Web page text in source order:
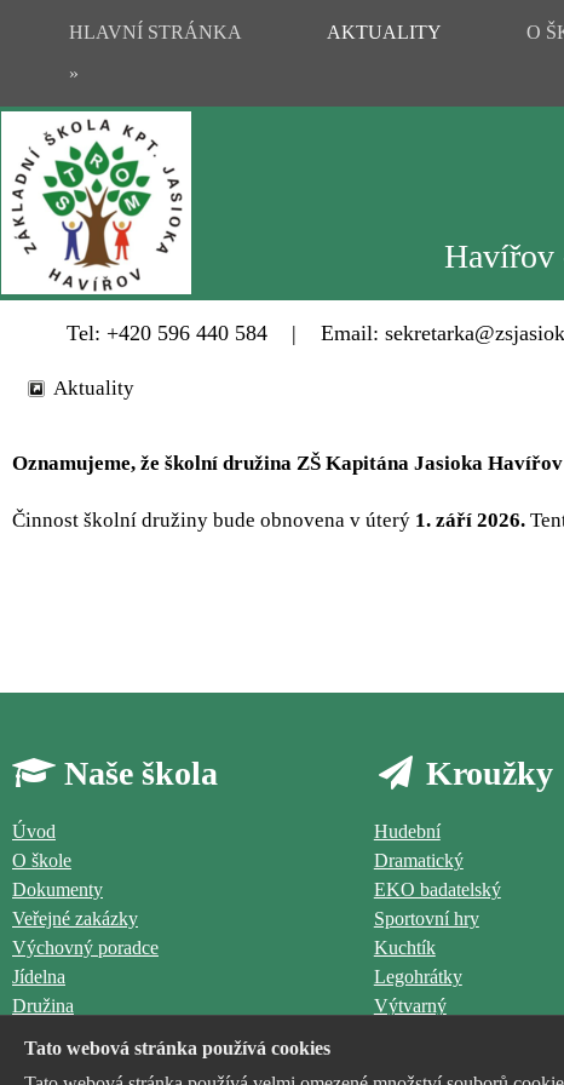
HLAVNÍ STRÁNKA AKTUALITY O
»
Havířov
Tel: +420 596 440 584 | Email:
Aktuality
Oznamujeme, že školní družina ZŠ Kapitána Jasioka
Činnost školní družiny bude obnovena v úterý 1. září 2026.
Naše škola
Úvod
O škole
Dokumenty
Veřejné zakázky
Výchovný poradce
Jídelna
Družina
Kroužky
Hudební
Dramatický
EKO badatelský
Sportovní hry
Kuchtík
Legohrátky
Výtvarný
Tato webová stránka používá cookies